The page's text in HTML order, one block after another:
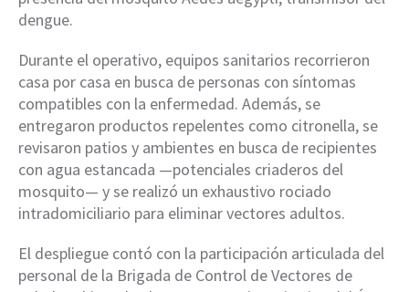
dengue.
Durante el operativo, equipos sanitarios recorrieron
casa por casa en busca de personas con síntomas
compatibles con la enfermedad. Además, se
entregaron productos repelentes como citronella, se
revisaron patios y ambientes en busca de recipientes
con agua estancada —potenciales criaderos del
mosquito— y se realizó un exhaustivo rociado
intradomiciliario para eliminar vectores adultos.
El despliegue contó con la participación articulada del
personal de la Brigada de Control de Vectores de